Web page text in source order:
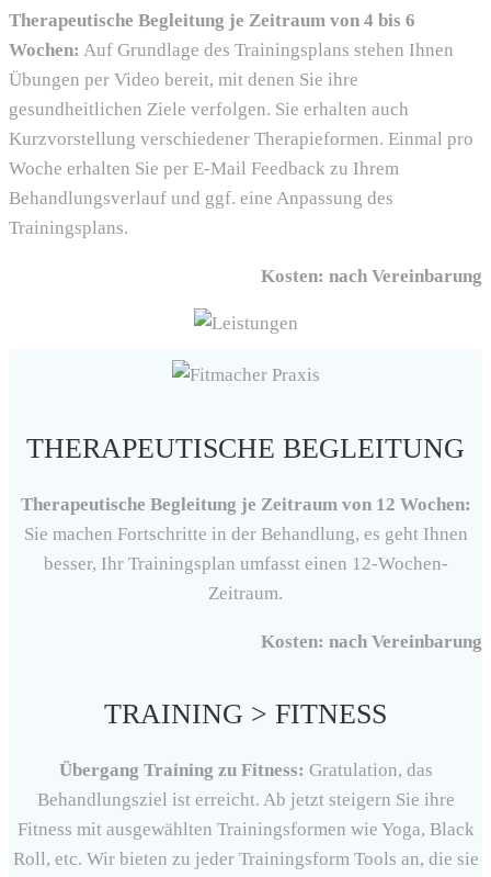
Therapeutische Begleitung je Zeitraum von 4 bis 6
Wochen: Auf Grundlage des Trainingsplans stehen Ihnen
Übungen per Video bereit, mit denen Sie ihre
gesundheitlichen Ziele verfolgen. Sie erhalten auch
Kurzvorstellung verschiedener Therapieformen. Einmal pro
Woche erhalten Sie per E-Mail Feedback zu Ihrem
Behandlungsverlauf und ggf. eine Anpassung des
Trainingsplans.
Kosten: nach Vereinbarung
THERAPEUTISCHE BEGLEITUNG
Therapeutische Begleitung je Zeitraum von 12 Wochen:
Sie machen Fortschritte in der Behandlung, es geht Ihnen
besser, Ihr Trainingsplan umfasst einen 12-Wochen-
Zeitraum.
Kosten: nach Vereinbarung
TRAINING > FITNESS
Übergang Training zu Fitness: Gratulation, das
Behandlungsziel ist erreicht. Ab jetzt steigern Sie ihre
Fitness mit ausgewählten Trainingsformen wie Yoga, Black
Roll, etc. Wir bieten zu jeder Trainingsform Tools an, die sie